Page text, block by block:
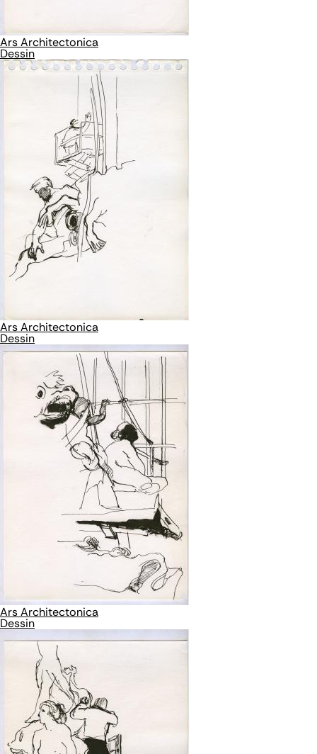
Ars Architectonica
Dessin
Ars Architectonica
Dessin
Ars Architectonica
Dessin